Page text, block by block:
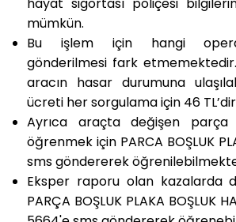
mümkün.
Bu işlem için hangi
gönderilmesi fark
aracın hasar durumuna
ücreti her sorgulama için 46
Ayrıca araçta değişen parça
öğrenmek için PARCA BOŞLUK
smsgöndererek
Eksper raporu olan kazalarda
PARÇA BOŞLUK PLAKA BOŞLUK